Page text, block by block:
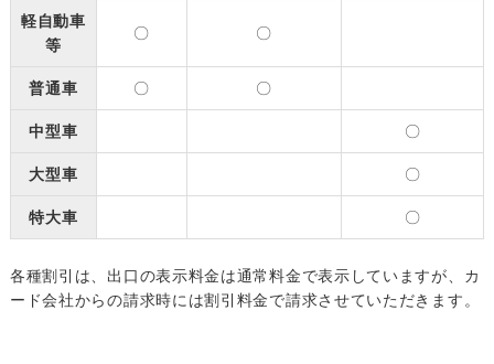
軽自動車
等
〇 〇
普通車 〇 〇
中型車 〇
大型車 〇
特大車 〇
各種割引は、出口の表示料金は通常料金で表示していますが、カ
ード会社からの請求時には割引料金で請求させていただきます。